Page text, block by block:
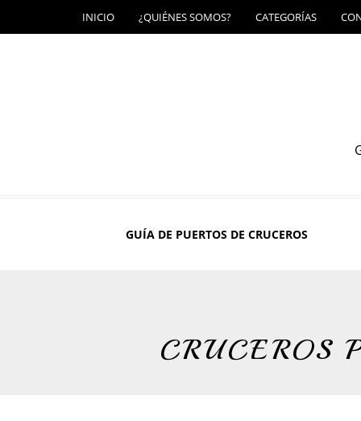
INICIO ¿QUIÉNES SOMOS? CATEGORÍAS
GUÍA DE PUERTOS DE CRUCEROS